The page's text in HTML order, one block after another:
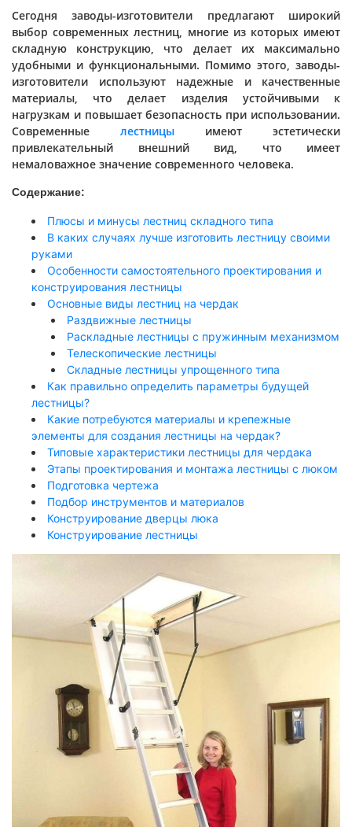
Сегодня заводы-изготовители предлагают широкий
выбор современных лестниц, многие из которых имеют
складную конструкцию, что делает их максимально
удобными и функциональными. Помимо этого, заводы-
изготовители используют надежные и качественные
материалы, что делает изделия устойчивыми к
нагрузкам и повышает безопасность при использовании.
Современные лестницы имеют эстетически
привлекательный внешний вид, что имеет
немаловажное значение современного человека.
Содержание:
Плюсы и минусы лестниц складного типа
В каких случаях лучше изготовить лестницу своими
руками
Особенности самостоятельного проектирования и
конструирования лестницы
Основные виды лестниц на чердак
Раздвижные лестницы
Раскладные лестницы с пружинным механизмом
Телескопические лестницы
Складные лестницы упрощенного типа
Как правильно определить параметры будущей
лестницы?
Какие потребуются материалы и крепежные
элементы для создания лестницы на чердак?
Типовые характеристики лестницы для чердака
Этапы проектирования и монтажа лестницы с люком
Подготовка чертежа
Подбор инструментов и материалов
Конструирование дверцы люка
Конструирование лестницы